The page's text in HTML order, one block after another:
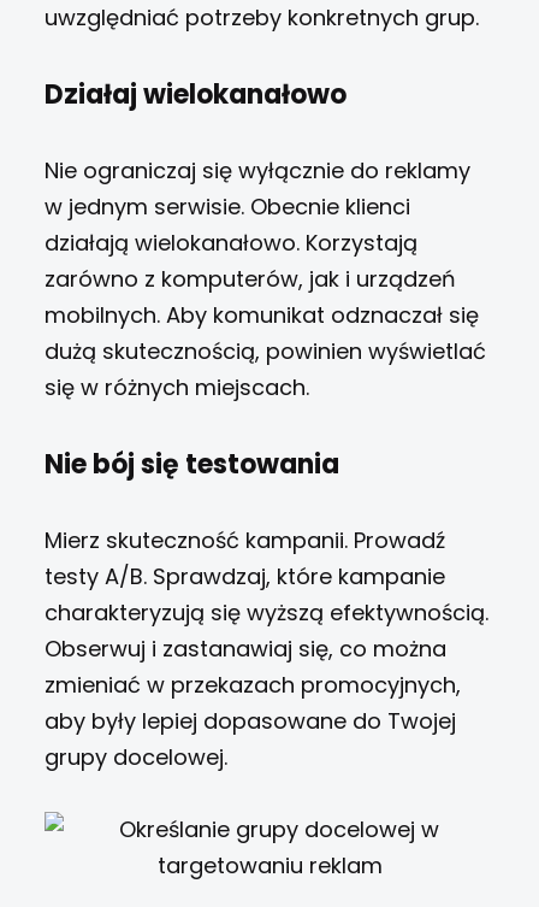
uwzględniać potrzeby konkretnych grup.
Działaj wielokanałowo
Nie ograniczaj się wyłącznie do reklamy
w jednym serwisie. Obecnie klienci
działają wielokanałowo. Korzystają
zarówno z komputerów, jak i urządzeń
mobilnych. Aby komunikat odznaczał się
dużą skutecznością, powinien wyświetlać
się w różnych miejscach.
Nie bój się testowania
Mierz skuteczność kampanii. Prowadź
testy A/B. Sprawdzaj, które kampanie
charakteryzują się wyższą efektywnością.
Obserwuj i zastanawiaj się, co można
zmieniać w przekazach promocyjnych,
aby były lepiej dopasowane do Twojej
grupy docelowej.